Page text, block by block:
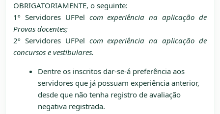
OBRIGATORIAMENTE, o seguinte:
1º Servidores UFPel com experiência na aplicação de
Provas docentes;
2º Servidores UFPel com experiência na aplicação de
concursos e vestibulares.
Dentre os inscritos dar-se-á preferência aos
servidores que já possuam experiência anterior,
desde que não tenha registro de avaliação
negativa registrada.